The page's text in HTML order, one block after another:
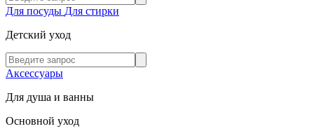
Для посуды Для стирки
Детский уход
Аксессуары
Для душа и ванны
Основной уход